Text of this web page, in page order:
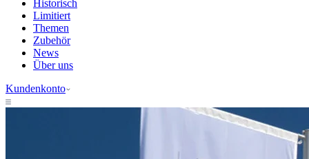
Historisch
Limitiert
Themen
Zubehör
News
Über uns
Kundenkonto